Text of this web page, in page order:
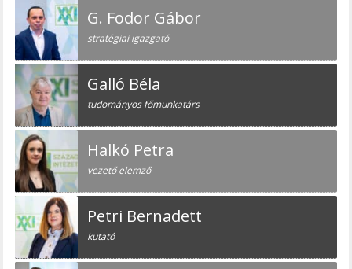
G. Fodor Gábor
stratégiai igazgató
Galló Béla
tudományos főmunkatárs
Halkó Petra
vezető elemző
Petri Bernadett
kutató